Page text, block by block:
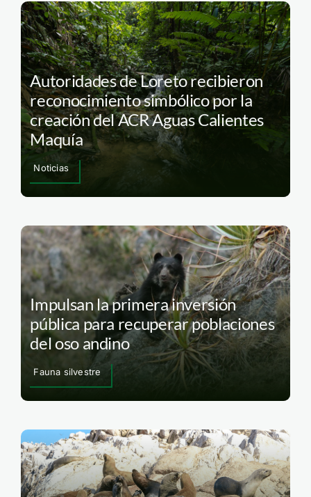
Autoridades de Loreto recibieron
reconocimiento simbólico por la
creación del ACR Aguas Calientes
Maquía
Noticias
Impulsan la primera inversión
pública para recuperar poblaciones
del oso andino
Fauna silvestre